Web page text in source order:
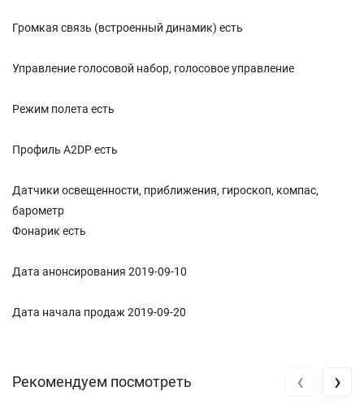
Громкая связь (встроенный динамик) есть
Управление голосовой набор, голосовое управление
Режим полета есть
Профиль A2DP есть
Датчики освещенности, приближения, гироскоп, компас,
барометр
Фонарик есть
Дата анонсирования 2019-09-10
Дата начала продаж 2019-09-20
Рекомендуем посмотреть ‹ ›